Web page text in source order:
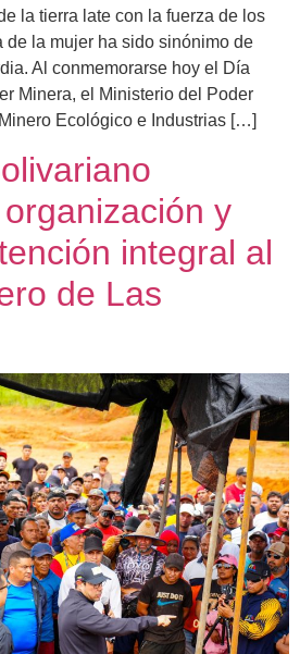
la tierra late con la fuerza de los
de la mujer ha sido sinónimo de
Al conmemorarse hoy el Día
Minera, el Ministerio del Poder
Ecológico e Industrias […]
y
integral al
de Las